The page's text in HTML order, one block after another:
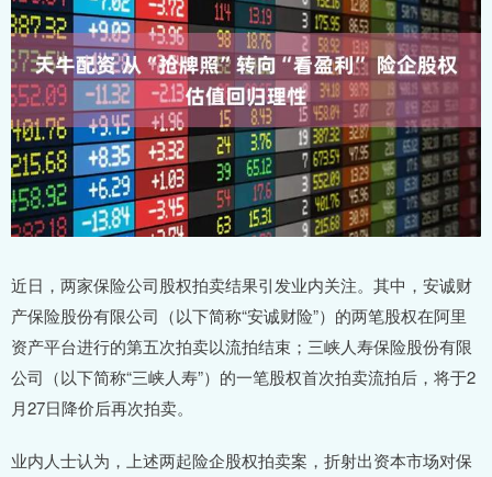
近日，两家保险公司股权拍卖结果引发业内关注。其中，安诚财
产保险股份有限公司（以下简称“安诚财险”）的两笔股权在阿里
资产平台进行的第五次拍卖以流拍结束；三峡人寿保险股份有限
公司（以下简称“三峡人寿”）的一笔股权首次拍卖流拍后，将于2
月27日降价后再次拍卖。
业内人士认为，上述两起险企股权拍卖案，折射出资本市场对保